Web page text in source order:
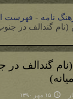
نامه - فهرست
(نام گندالف در
(نام گندالف در
۱۵ مهر ۱۳۹۰